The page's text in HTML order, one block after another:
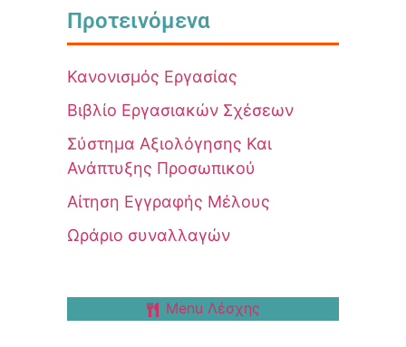
Προτεινόμενα
Κανονισμός Εργασίας
Βιβλίο Εργασιακών Σχέσεων
Σύστημα Αξιολόγησης Και
Ανάπτυξης Προσωπικού
Αίτηση Εγγραφής Μέλους
Ωράριο συναλλαγών
Menu Λέσχης